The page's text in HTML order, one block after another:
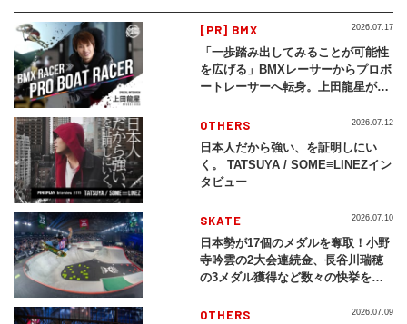
[PR] BMX
「一歩踏み出してみることが可能性
を広げる」BMXレーサーからプロボ
ートレーサーへ転身。上田龍星が体
2026.07.17
OTHERS
日本人だから強い、を証明しにい
く。 TATSUYA / SOME≡LINEZイン
タビュー
2026.07.12
SKATE
日本勢が17個のメダルを奪取！小野
寺吟雲の2大会連続金、長谷川瑞穂
の3メダル獲得など数々の快挙をプ
2026」
2026.07.10
OTHERS 2026.07.09